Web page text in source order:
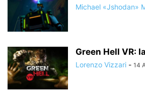
Michael «Jshodan»
Green Hell VR:
Lorenzo Vizzari - 14